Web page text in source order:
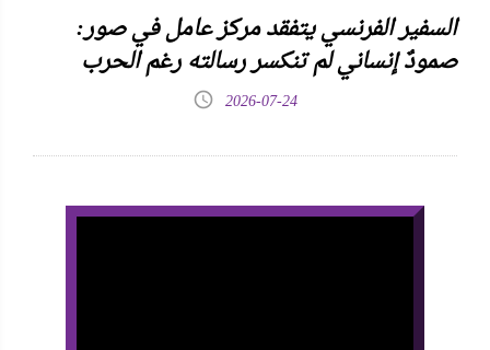
السفير الفرنسي يتفقد مركز عامل في صور:
صمودٌ إنساني لم تنكسر رسالته رغم الحرب
2026-07-24